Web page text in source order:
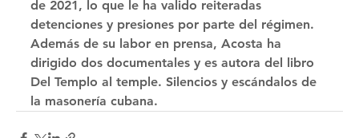
de 2021, lo que le ha valido reiteradas
detenciones y presiones por parte del régimen.
Además de su labor en prensa, Acosta ha
dirigido dos documentales y es autora del libro
Del Templo al temple. Silencios y escándalos de
la masonería cubana.